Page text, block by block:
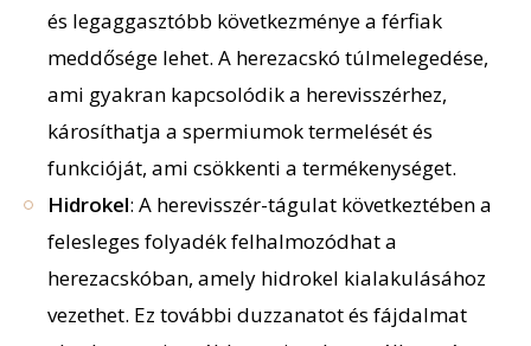
és legaggasztóbb következménye a férfiak
meddősége lehet. A herezacskó túlmelegedése,
ami gyakran kapcsolódik a herevisszérhez,
károsíthatja a spermiumok termelését és
funkcióját, ami csökkenti a termékenységet.
Hidrokel: A herevisszér-tágulat következtében a
felesleges folyadék felhalmozódhat a
herezacskóban, amely hidrokel kialakulásához
vezethet. Ez további duzzanatot és fájdalmat